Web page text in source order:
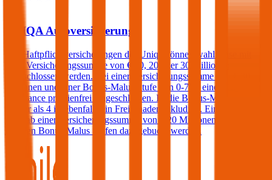
UNIQA Autoversicherung
Kfz-Haftpflichtversicherungen der Uniqa können wahlweise mit
einer Versicherungssumme von € 10, 20 oder 30 Millionen
abgeschlossen werden. Bei einer Versicherungssumme von € 30
Millionen und einer Bonus-Malus Stufe von 0-7 ist eine Kfz-
Assistance prämienfrei eingeschlossen. Ist die Bonus-Malus Stufe
kleiner als 4 ist ebenfalls ein Freischaden inkludiert. Ein Freischaden
kann ab einer Versicherungssumme von € 20 Millionen auch bei
höheren Bonus-Malus Stufen dazugebucht werden.